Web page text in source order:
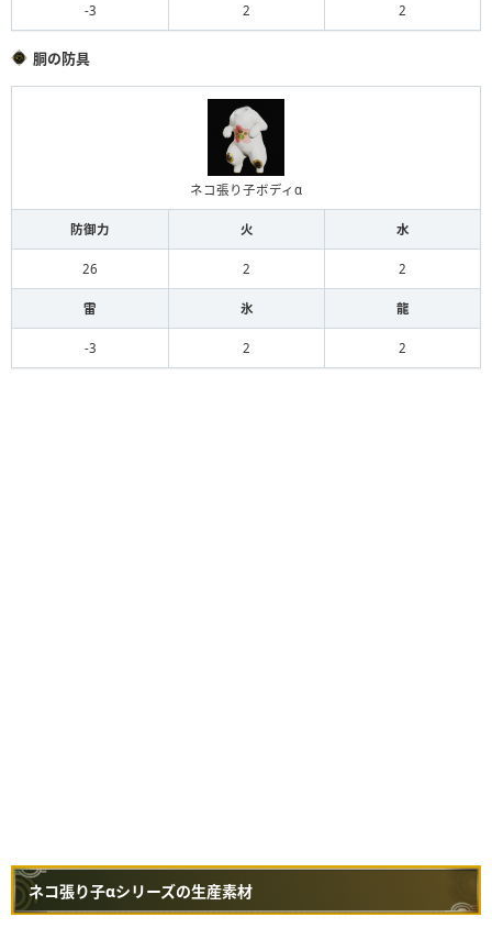
-3 2 2
胴の防具
ネコ張り子ボディα
防御力 火 水
26 2 2
雷 氷 龍
-3 2 2
ネコ張り子αシリーズの生産素材